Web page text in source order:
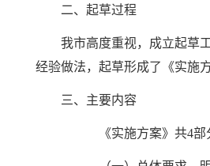
二、起草过程
我市高度重视，成立起草
经验做法，起草形成了《实施
三、主要内容
《实施方案》共4部分